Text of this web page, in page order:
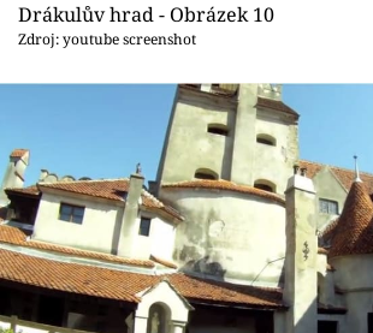
Drákulův hrad - Obrázek 10
Zdroj: youtube screenshot